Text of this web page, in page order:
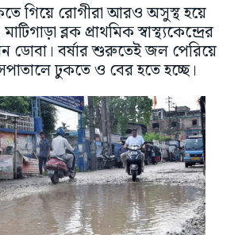
গিয়ে রোগীরা আরও অসুস্থ হয়ে
ব্লক প্রাথমিক স্বাস্থ্যকেন্দ্রের
ডোবা। বর্ষার শুরুতেই জল পেরিয়ে
ঢুকতে ও বের হতে হচ্ছে।